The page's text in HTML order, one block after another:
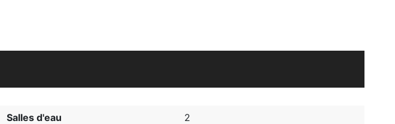
Salles d'eau
2